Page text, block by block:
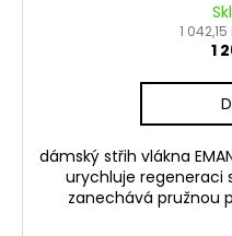
1 042,15
1
dámský střih vlákna
urychluje regeneraci
zanechává pružnou